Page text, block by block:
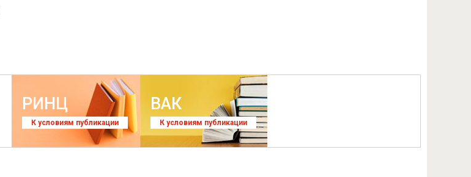
РИНЦ
К условиям публикации
ВАК
К условиям публикации